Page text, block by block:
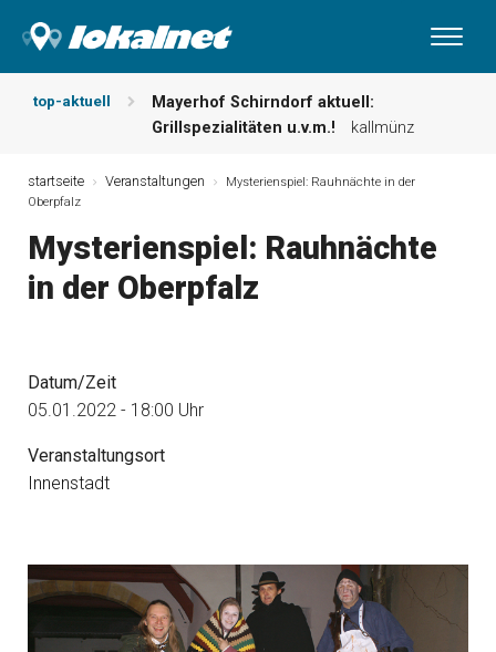
top-aktuell
Mayerhof Schirndorf aktuell:
Grillspezialitäten u.v.m.!
kallmünz
und mehr … burglengenfeld
leserbriefe
Maxhütter Fischladen: Unser aktuelles
Angebot …
Wochenangebot!
startseite Veranstaltungen
Mysterienspiel: Rauhnächte in der
Oberpfalz
Mysterienspiel: Rauhnächte
in der Oberpfalz
Datum/Zeit
05.01.2022 - 18:00 Uhr
Veranstaltungsort
Innenstadt